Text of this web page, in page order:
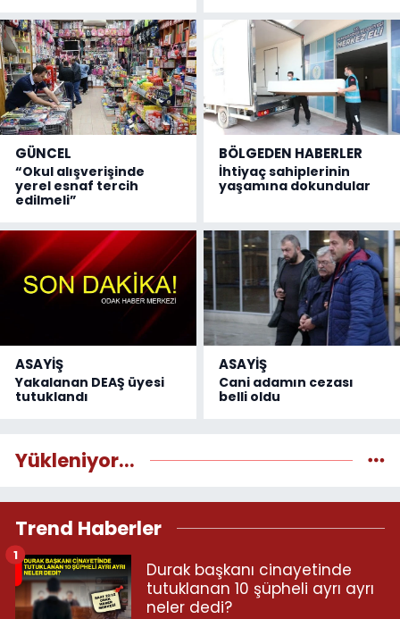
GÜNCEL
“Okul alışverişinde
yerel esnaf tercih
edilmeli”
BÖLGEDEN HABERLER
İhtiyaç sahiplerinin
yaşamına dokundular
ASAYİŞ
Yakalanan DEAŞ üyesi
tutuklandı
ASAYİŞ
Cani adamın cezası
belli oldu
Yükleniyor...
Trend Haberler
Durak başkanı cinayetinde
tutuklanan 10 şüpheli ayrı ayrı
neler dedi?
1